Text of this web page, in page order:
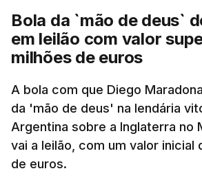
Bola da `mão de deus`
em leilão com valor
milhões de euros
A bola com que Diego
da 'mão de deus' na lendária
Argentina sobre a Inglaterra no
vai a leilão, com um valor inicial
de euros.